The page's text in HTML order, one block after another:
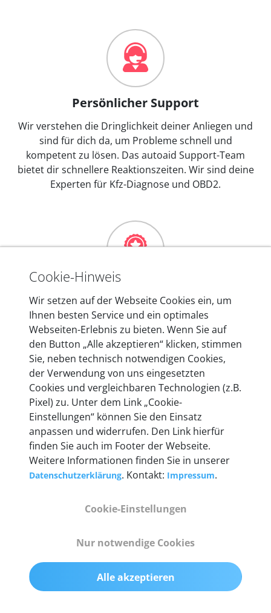
Persönlicher Support
Wir verstehen die Dringlichkeit deiner Anliegen und
sind für dich da, um Probleme schnell und
kompetent zu lösen. Das autoaid Support-Team
bietet dir schnellere Reaktionszeiten. Wir sind deine
Experten für Kfz-Diagnose und OBD2.
Mehr als 10 Jahre Erfahrung
In den Kfz-Diagnosegeräten von autoaid stecken
mehr als 10 Jahre Erfahrung, und auch in Zukunft
entwickeln wir unsere Produkte am Standort in
Berlin laufend weiter. Auf diese Qualität vertrauen
heute mehr als 60.000 Privatkunden und
Unternehmen.
Technische Details &
Gewicht
Cookie-Hinweis
Wir setzen auf der Webseite Cookies ein, um
Ihnen besten Service und ein optimales
Webseiten-Erlebnis zu bieten. Wenn Sie auf
den Button „Alle akzeptieren“ klicken, stimmen
Sie, neben technisch notwendigen Cookies,
der Verwendung von uns eingesetzten
Cookies und vergleichbaren Technologien (z.B.
Pixel) zu. Unter dem Link „Cookie-
Einstellungen“ können Sie den Einsatz
anpassen und widerrufen. Den Link hierfür
finden Sie auch im Footer der Webseite.
Weitere Informationen finden Sie in unserer
Datenschutzerklärung. Kontakt: Impressum.
Cookie-Einstellungen
Nur notwendige Cookies
Alle akzeptieren